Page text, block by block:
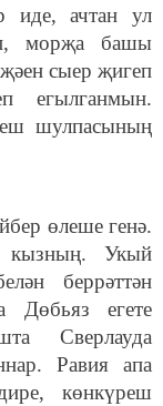
иде, ачтан ул
морҗа башы
сыер җигеп
егылганмын.
шулпасының
өлеше генә.
кызның. Укый
беррәттән
Дөбьяз егете
Сверлауда
Равия апа
көнкүреш